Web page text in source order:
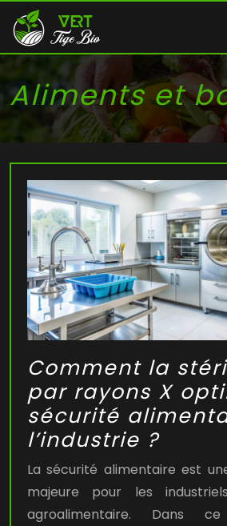
Aliments et
Comment la
par rayons X
sécurité
l’industrie ?
La sécurité alimentaire est
majeure pour les
agroalimentaire. Dans